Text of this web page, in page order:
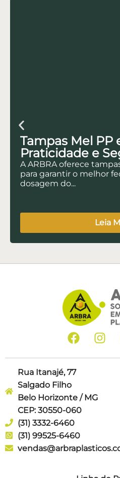
Tampas Mel PP
Praticidade e
A ARBRA oferece
para garantir o melhor
dosagem do...
Leia
Rua Itanajé, 77
Salgado Filho
Belo Horizonte / MG
CEP: 30550-060
(31) 3332-6460
(31) 99525-6460